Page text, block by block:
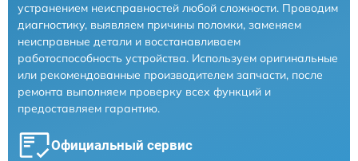
устранением неисправностей любой сложности. Проводим
диагностику, выявляем причины поломки, заменяем
неисправные детали и восстанавливаем
работоспособность устройства. Используем оригинальные
или рекомендованные производителем запчасти, после
ремонта выполняем проверку всех функций и
предоставляем гарантию.
Официальный сервис